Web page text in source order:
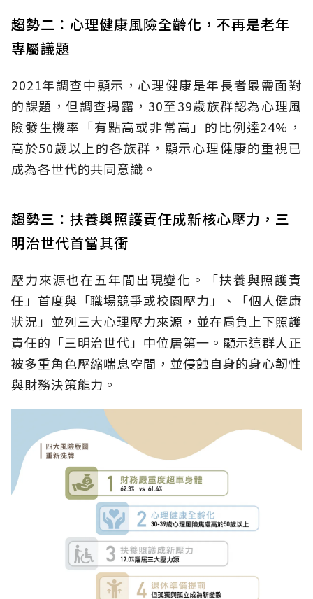
趨勢二：心理健康風險全齡化，不再是老年
專屬議題
2021年調查中顯示，心理健康是年長者最需面對
的課題，但調查揭露，30至39歲族群認為心理風
險發生機率「有點高或非常高」的比例達24%，
高於50歲以上的各族群，顯示心理健康的重視已
成為各世代的共同意識。
趨勢三：扶養與照護責任成新核心壓力，三
明治世代首當其衝
壓力來源也在五年間出現變化。「扶養與照護責
任」首度與「職場競爭或校園壓力」、「個人健康
狀況」並列三大心理壓力來源，並在肩負上下照護
責任的「三明治世代」中位居第一。顯示這群人正
被多重角色壓縮喘息空間，並侵蝕自身的身心韌性
與財務決策能力。